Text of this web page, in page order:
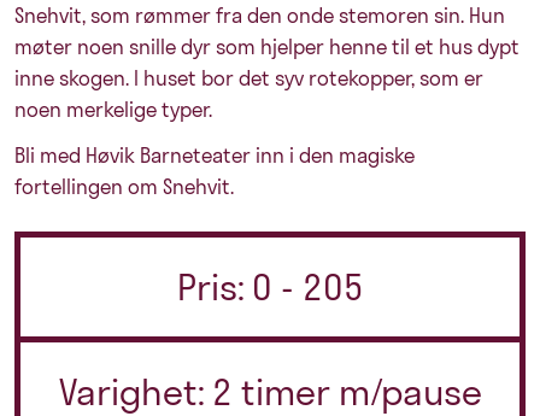
Snehvit, som rømmer fra den onde stemoren sin. Hun
møter noen snille dyr som hjelper henne til et hus dypt
inne skogen. I huset bor det syv rotekopper, som er
noen merkelige typer.
Bli med Høvik Barneteater inn i den magiske
fortellingen om Snehvit.
Pris: 0 - 205
Varighet: 2 timer m/pause